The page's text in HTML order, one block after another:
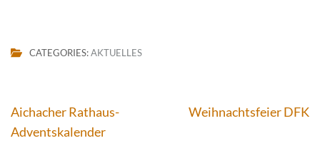
CATEGORIES:AKTUELLES
Beitragsnavigation
Aichacher Rathaus-
Adventskalender
Weihnachtsfeier DFK